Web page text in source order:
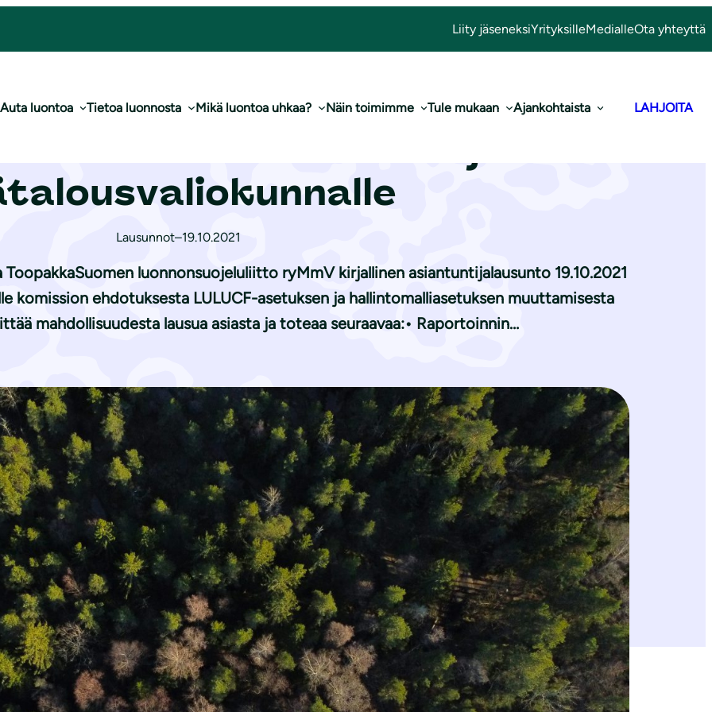
Liity jäseneksiYrityksilleMedialleOta yhteyttä
Auta luontoa Tietoa luonnosta Mikä luontoa uhkaa? Näin toimimme Tule mukaan Ajankohtaista LAHJOITA
ja met­sä­ta­lous­va­lio­kun­nal­le
Lausunnot–19.10.2021
luonnonsuojeluliitto ryMmV kirjallinen asiantuntijalausunto 19.10.2021
komission ehdotuksesta LULUCF-asetuksen ja hallintomalliasetuksen muuttamisesta
mahdollisuudesta lausua asiasta ja toteaa seuraavaa:• Raportoinnin…